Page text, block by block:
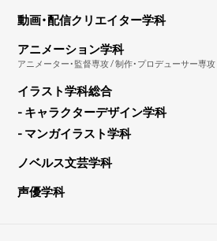
動画・配信クリエイター学科
アニメーション学科
アニメーター・監督専攻 / 制作・プロデューサー専攻
イラスト学科総合
- キャラクターデザイン学科
- マンガイラスト学科
ノベルス文芸学科
声優学科